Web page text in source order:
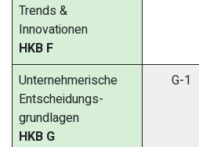
Trends &
Innovationen
HKB F
Unternehmerische
Entscheidungs-
grundlagen
HKB G
G-1